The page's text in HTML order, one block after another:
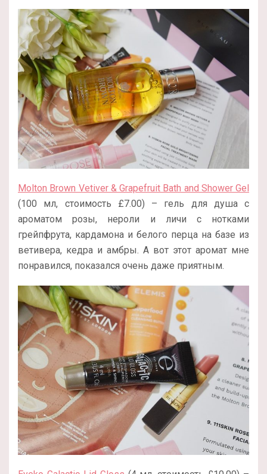
Molton Brown Vetiver & Grapefruit Bath and Shower Gel
(100 мл, стоимость £7.00) – гель для душа с
ароматом розы, нероли и личи с нотками
грейпфрута, кардамона и белого перца на базе из
ветивера, кедра и амбры. А вот этот аромат мне
понравился, показался очень даже приятным.